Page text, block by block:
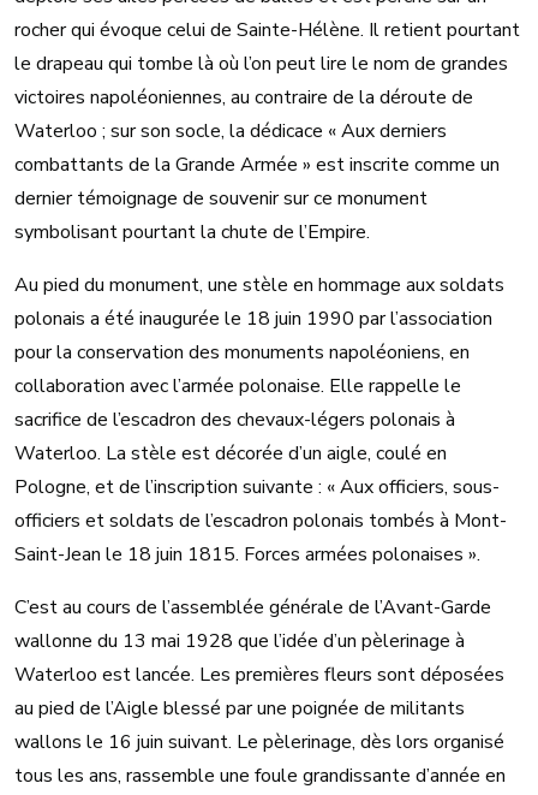
rocher qui évoque celui de Sainte-Hélène. Il retient pourtant
le drapeau qui tombe là où l’on peut lire le nom de grandes
victoires napoléoniennes, au contraire de la déroute de
Waterloo ; sur son socle, la dédicace « Aux derniers
combattants de la Grande Armée » est inscrite comme un
dernier témoignage de souvenir sur ce monument
symbolisant pourtant la chute de l’Empire.
Au pied du monument, une stèle en hommage aux soldats
polonais a été inaugurée le 18 juin 1990 par l’association
pour la conservation des monuments napoléoniens, en
collaboration avec l’armée polonaise. Elle rappelle le
sacrifice de l’escadron des chevaux-légers polonais à
Waterloo. La stèle est décorée d’un aigle, coulé en
Pologne, et de l’inscription suivante : « Aux officiers, sous-
officiers et soldats de l’escadron polonais tombés à Mont-
Saint-Jean le 18 juin 1815. Forces armées polonaises ».
C’est au cours de l’assemblée générale de l’Avant-Garde
wallonne du 13 mai 1928 que l’idée d’un pèlerinage à
Waterloo est lancée. Les premières fleurs sont déposées
au pied de l’Aigle blessé par une poignée de militants
wallons le 16 juin suivant. Le pèlerinage, dès lors organisé
tous les ans, rassemble une foule grandissante d’année en